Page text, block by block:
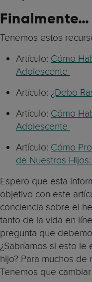
Finalmente…
Tenemos estos
Artículo: Cómo
Adolescente
Artículo: ¿Debo
Artículo: Cómo
Adolescente
Artículo: Cómo
de Nuestros
Espero que esta
objetivo con este
conciencia sobre el
tanto de la vida en
pregunta que
¿Sabríamos si esto le
hijo? Para muchos de
Tenemos que